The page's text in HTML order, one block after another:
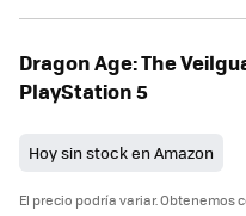
Dragon Age: The
PlayStation 5
Hoy sin stock en Amazon
El precio podría variar. Obtenemos